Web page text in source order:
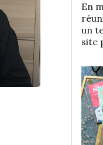
En
un
site